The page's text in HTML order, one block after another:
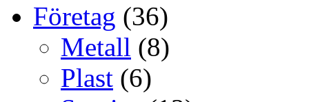
Företag (36)
Metall (8)
Plast (6)